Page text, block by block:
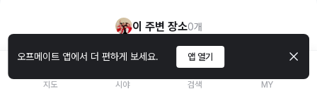
오프메이트 앱에서 더 편하게 보세요. 앱 열기
이 주변 장소0개
지도 시야 검색 MY